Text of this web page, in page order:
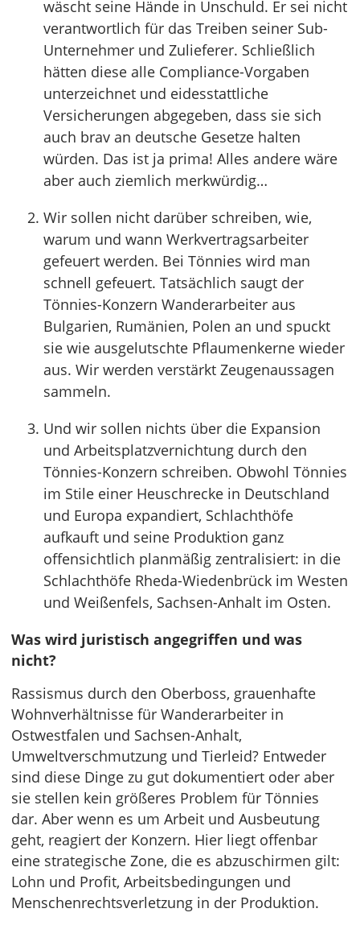
wäscht seine Hände in Unschuld. Er sei nicht
verantwortlich für das Treiben seiner Sub-
Unternehmer und Zulieferer. Schließlich
hätten diese alle Compliance-Vorgaben
unterzeichnet und eidesstattliche
Versicherungen abgegeben, dass sie sich
auch brav an deutsche Gesetze halten
würden. Das ist ja prima! Alles andere wäre
aber auch ziemlich merkwürdig…
Wir sollen nicht darüber schreiben, wie,
warum und wann Werkvertragsarbeiter
gefeuert werden. Bei Tönnies wird man
schnell gefeuert. Tatsächlich saugt der
Tönnies-Konzern Wanderarbeiter aus
Bulgarien, Rumänien, Polen an und spuckt
sie wie ausgelutschte Pflaumenkerne wieder
aus. Wir werden verstärkt Zeugenaussagen
sammeln.
Und wir sollen nichts über die Expansion
und Arbeitsplatzvernichtung durch den
Tönnies-Konzern schreiben. Obwohl Tönnies
im Stile einer Heuschrecke in Deutschland
und Europa expandiert, Schlachthöfe
aufkauft und seine Produktion ganz
offensichtlich planmäßig zentralisiert: in die
Schlachthöfe Rheda-Wiedenbrück im Westen
und Weißenfels, Sachsen-Anhalt im Osten.
Was wird juristisch angegriffen und was
nicht?
Rassismus durch den Oberboss, grauenhafte
Wohnverhältnisse für Wanderarbeiter in
Ostwestfalen und Sachsen-Anhalt,
Umweltverschmutzung und Tierleid? Entweder
sind diese Dinge zu gut dokumentiert oder aber
sie stellen kein größeres Problem für Tönnies
dar. Aber wenn es um Arbeit und Ausbeutung
geht, reagiert der Konzern. Hier liegt offenbar
eine strategische Zone, die es abzuschirmen gilt:
Lohn und Profit, Arbeitsbedingungen und
Menschenrechtsverletzung in der Produktion.